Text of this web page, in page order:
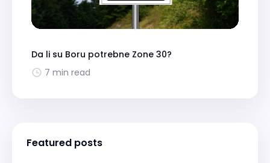
Da li su Boru potrebne Zone 30?
7 min read
Featured posts